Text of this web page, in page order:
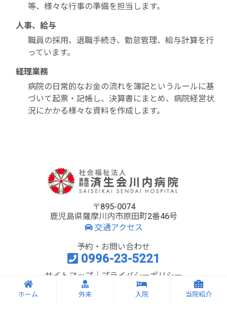
等、様々な行事の準備を担当します。
人事、給与
職員の採用、退職手続き、勤怠管理、給与計算を行
っています。
経理業務
病院の日常的なお金の流れを簿記というルールに基
づいて起票・記帳し、決算書にまとめ、病院経営状
況にかかる様々な資料を作成します。
ホーム 外来 入院 当院紹介
〒895-0074
鹿児島県薩摩川内市原田町2番46号
交通アクセス
予約・お問い合わせ
0996-23-5221
サイトマップ ｜ プライバシーポリシー
2019 SAISEIKAI SENDAI HOSPITAL All Rights Reserved.